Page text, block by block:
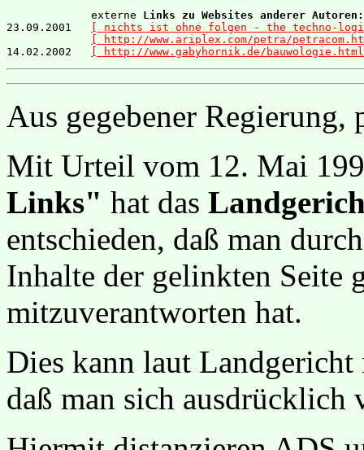
             externe
Links zu Websites anderer Autoren:
23.09.2001
[ nichts ist ohne folgen - the techno-
[ http://www.ariplex.com/petra/
14.02.2002
[ http://www.gabyhornik.de/
Aus gegebener
Mit Urteil vom 12. Mai
Links" hat das
entschieden, daß man
Inhalte der gelinkten Seite
mitzuverantworten hat.
Dies kann laut
daß man sich ausdrücklich